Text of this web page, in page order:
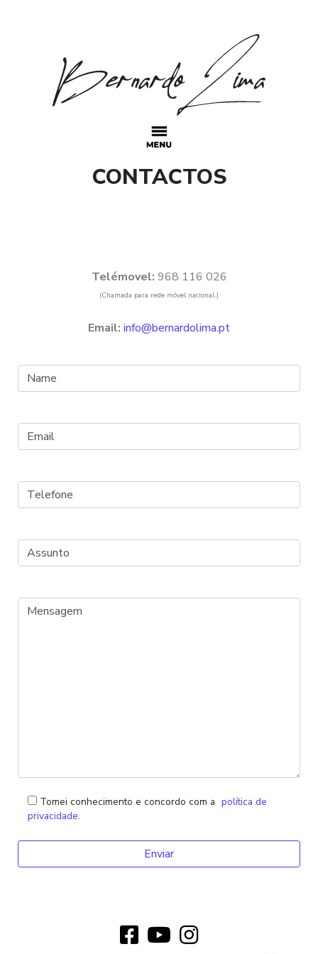
Main Navigation
CONTACTOS
Telémovel: 968 116 026
(Chamada para rede móvel nacional.)
Email: info@bernardolima.pt
Tomei conhecimento e concordo com a política de
privacidade.